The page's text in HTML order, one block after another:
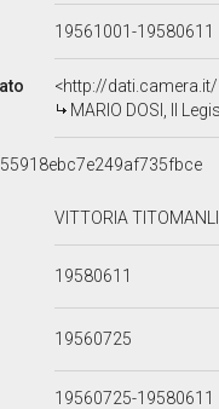
19561001-19580611
<http://
MARIO DOSI, II
VITTORIA
19580611
19560725
19560725-19580611